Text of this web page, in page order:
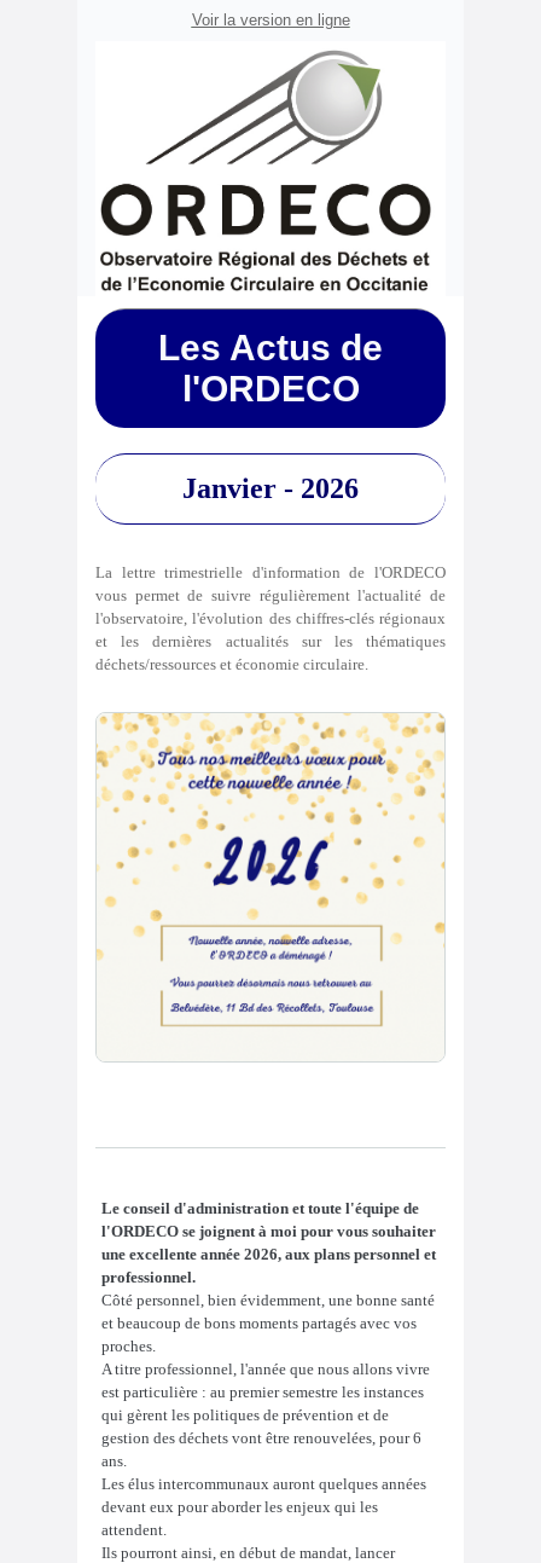
Voir la version en ligne
Les Actus de
l'ORDECO
Janvier - 2026
La lettre trimestrielle d'information de l'ORDECO
vous permet de suivre régulièrement l'actualité de
l'observatoire, l'évolution des chiffres-clés régionaux
et les dernières actualités sur les thématiques
déchets/ressources et économie circulaire.
Le conseil d'administration et toute l'équipe de
l'ORDECO se joignent à moi pour vous souhaiter
une excellente année 2026, aux plans personnel et
professionnel.
Côté personnel, bien évidemment, une bonne santé
et beaucoup de bons moments partagés avec vos
proches.
A titre professionnel, l'année que nous allons vivre
est particulière : au premier semestre les instances
qui gèrent les politiques de prévention et de
gestion des déchets vont être renouvelées, pour 6
ans.
Les élus intercommunaux auront quelques années
devant eux pour aborder les enjeux qui les
attendent.
Ils pourront ainsi, en début de mandat, lancer